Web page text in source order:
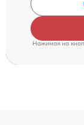
Нажимая на